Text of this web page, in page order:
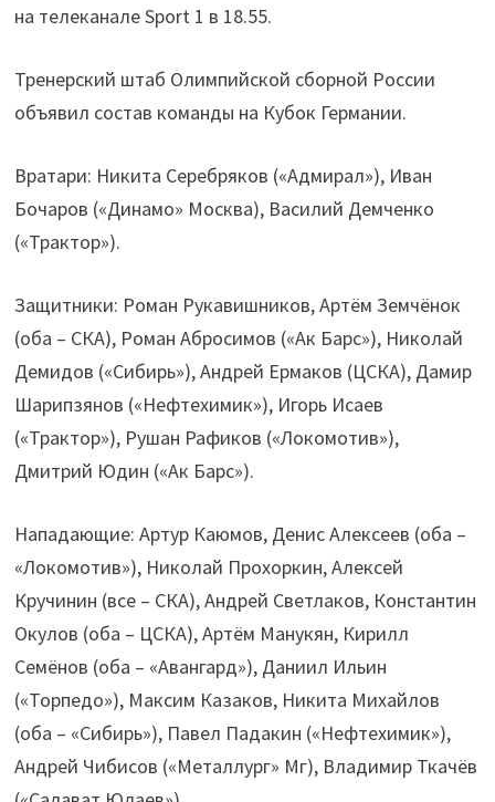
на телеканале Sport 1 в 18.55.
Тренерский штаб Олимпийской сборной России
объявил состав команды на Кубок Германии.
Вратари: Никита Серебряков («Адмирал»), Иван
Бочаров («Динамо» Москва), Василий Демченко
(«Трактор»).
Защитники: Роман Рукавишников, Артём Земчёнок
(оба – СКА), Роман Абросимов («Ак Барс»), Николай
Демидов («Сибирь»), Андрей Ермаков (ЦСКА), Дамир
Шарипзянов («Нефтехимик»), Игорь Исаев
(«Трактор»), Рушан Рафиков («Локомотив»),
Дмитрий Юдин («Ак Барс»).
Нападающие: Артур Каюмов, Денис Алексеев (оба –
«Локомотив»), Николай Прохоркин, Алексей
Кручинин (все – СКА), Андрей Светлаков, Константин
Окулов (оба – ЦСКА), Артём Манукян, Кирилл
Семёнов (оба – «Авангард»), Даниил Ильин
(«Торпедо»), Максим Казаков, Никита Михайлов
(оба – «Сибирь»), Павел Падакин («Нефтехимик»),
Андрей Чибисов («Металлург» Мг), Владимир Ткачёв